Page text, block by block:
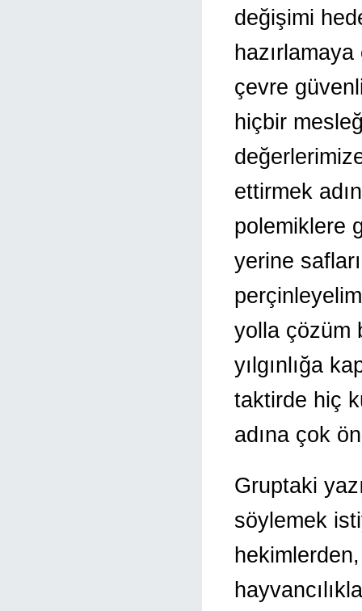
değişimi
hazırlamaya
çevre
hiçbir
ettirmek
polemiklere
yerine
yolla çözüm
yılgınlığa
taktirde hiç
adına çok
Gruptaki
söylemek